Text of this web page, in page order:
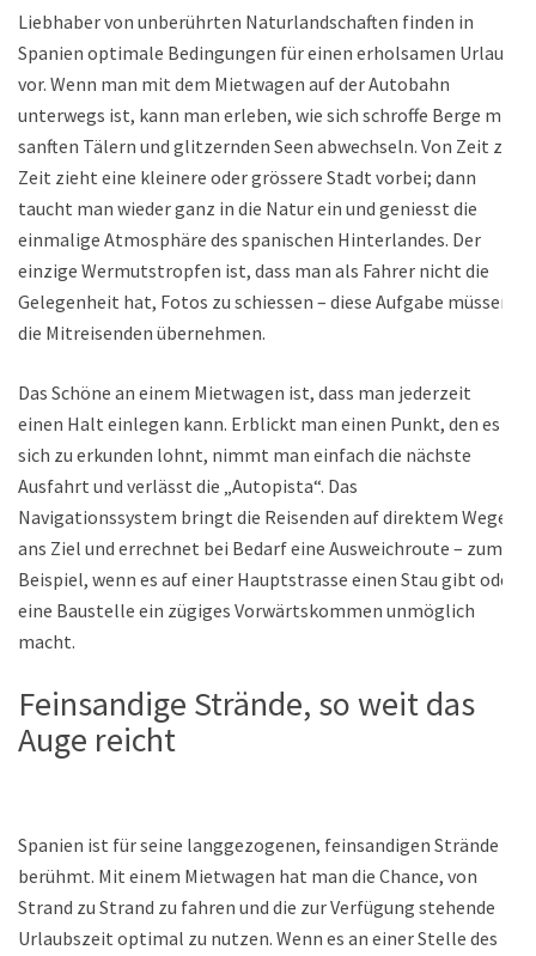
Liebhaber von unberührten Naturlandschaften finden in
Spanien optimale Bedingungen für einen erholsamen Urlaub
vor. Wenn man mit dem Mietwagen auf der Autobahn
unterwegs ist, kann man erleben, wie sich schroffe Berge mit
sanften Tälern und glitzernden Seen abwechseln. Von Zeit zu
Zeit zieht eine kleinere oder grössere Stadt vorbei; dann
taucht man wieder ganz in die Natur ein und geniesst die
einmalige Atmosphäre des spanischen Hinterlandes. Der
einzige Wermutstropfen ist, dass man als Fahrer nicht die
Gelegenheit hat, Fotos zu schiessen – diese Aufgabe müssen
die Mitreisenden übernehmen.
Das Schöne an einem Mietwagen ist, dass man jederzeit
einen Halt einlegen kann. Erblickt man einen Punkt, den es
sich zu erkunden lohnt, nimmt man einfach die nächste
Ausfahrt und verlässt die „Autopista“. Das
Navigationssystem bringt die Reisenden auf direktem Wege
ans Ziel und errechnet bei Bedarf eine Ausweichroute – zum
Beispiel, wenn es auf einer Hauptstrasse einen Stau gibt oder
eine Baustelle ein zügiges Vorwärtskommen unmöglich
macht.
Feinsandige Strände, so weit das
Auge reicht
Spanien ist für seine langgezogenen, feinsandigen Strände
berühmt. Mit einem Mietwagen hat man die Chance, von
Strand zu Strand zu fahren und die zur Verfügung stehende
Urlaubszeit optimal zu nutzen. Wenn es an einer Stelle des